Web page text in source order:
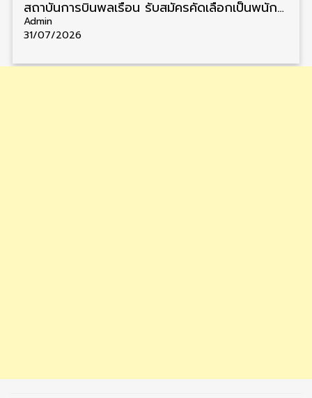
สถาบันการบินพลเรือน รับสมัครคัดเลือกเป็นพนักงาน วุฒิ ป.ตรี/ป.โท/ป.เอก 11 อัตรา รับสมัคร 27 กรกฎาคม – 10 สิงหาคม
Admin
31/07/2026